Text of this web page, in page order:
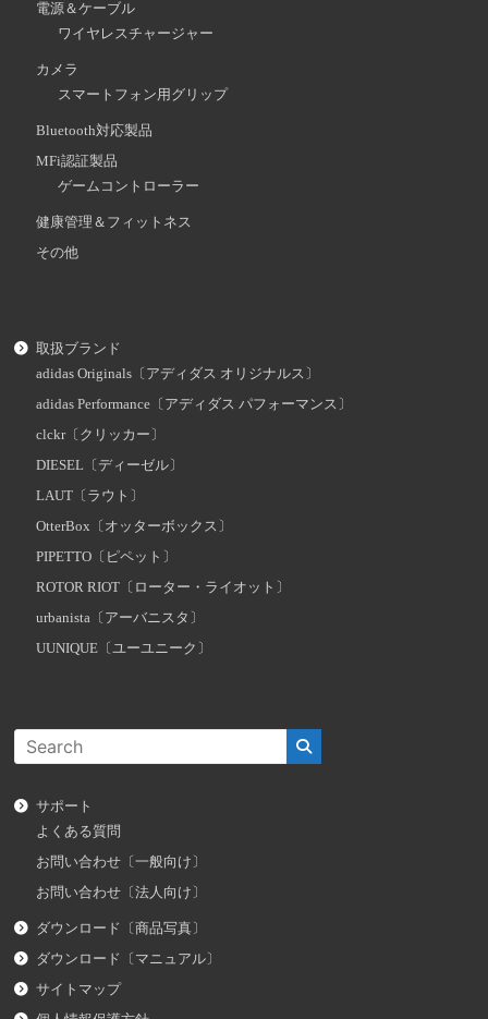
電源＆ケーブル
ワイヤレスチャージャー
カメラ
スマートフォン用グリップ
Bluetooth対応製品
MFi認証製品
ゲームコントローラー
健康管理＆フィットネス
その他
取扱ブランド
adidas Originals〔アディダス オリジナルス〕
adidas Performance〔アディダス パフォーマンス〕
clckr〔クリッカー〕
DIESEL〔ディーゼル〕
LAUT〔ラウト〕
OtterBox〔オッターボックス〕
PIPETTO〔ピペット〕
ROTOR RIOT〔ローター・ライオット〕
urbanista〔アーバニスタ〕
UUNIQUE〔ユーユニーク〕
サポート
よくある質問
お問い合わせ〔一般向け〕
お問い合わせ〔法人向け〕
ダウンロード〔商品写真〕
ダウンロード〔マニュアル〕
サイトマップ